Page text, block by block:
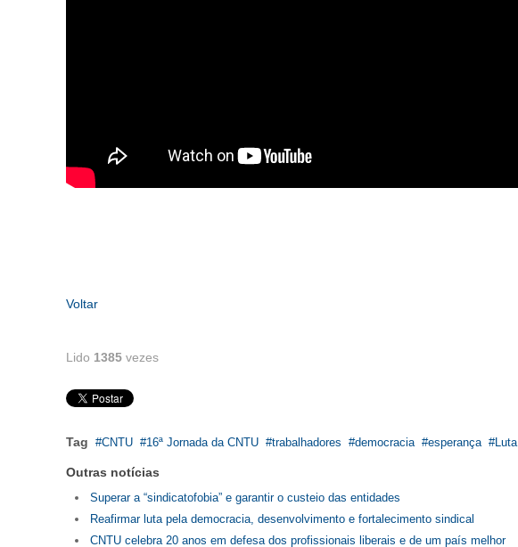
Voltar
Lido 1385 vezes
Tag CNTU 16ª Jornada da CNTU trabalhadores democracia esperança Luta
Outras notícias
Superar a “sindicatofobia” e garantir o custeio das entidades
Reafirmar luta pela democracia, desenvolvimento e fortalecimento sindical
CNTU celebra 20 anos em defesa dos profissionais liberais e de um país melhor